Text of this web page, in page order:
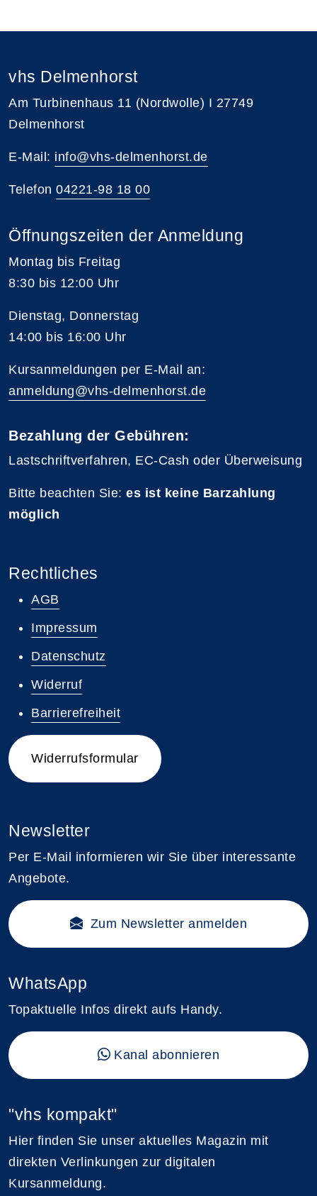
vhs Delmenhorst
Am Turbinenhaus 11 (Nordwolle) I 27749
Delmenhorst
E-Mail: info@vhs-delmenhorst.de
Telefon 04221-98 18 00
Öffnungszeiten der Anmeldung
Montag bis Freitag
8:30 bis 12:00 Uhr
Dienstag, Donnerstag
14:00 bis 16:00 Uhr
Kursanmeldungen per E-Mail an:
anmeldung@vhs-delmenhorst.de
Bezahlung der Gebühren:
Lastschriftverfahren, EC-Cash oder Überweisung
Bitte beachten Sie: es ist keine Barzahlung
möglich
Rechtliches
AGB
Impressum
Datenschutz
Widerruf
Barrierefreiheit
Widerrufsformular
Newsletter
Per E-Mail informieren wir Sie über interessante
Angebote.
Zum Newsletter anmelden
WhatsApp
Topaktuelle Infos direkt aufs Handy.
Kanal abonnieren
"vhs kompakt"
Hier finden Sie unser aktuelles Magazin mit
direkten Verlinkungen zur digitalen
Kursanmeldung.